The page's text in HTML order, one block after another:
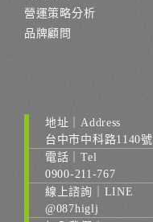
營運策略分析
品牌顧問
地址｜Address
台中市中科路1140
電話｜Tel
0900-211-767
線上諮詢｜LINE
@087higlj